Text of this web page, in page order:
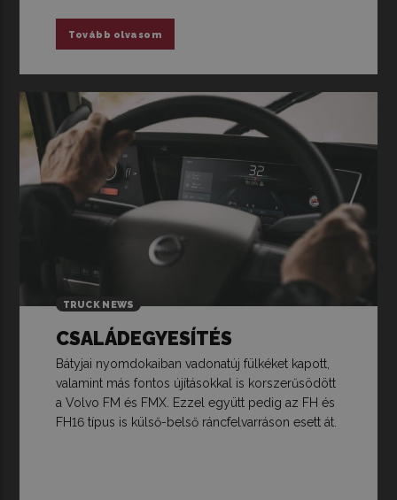
Tovább olvasom
TRUCK NEWS
CSALÁDEGYESÍTÉS
Bátyjai nyomdokaiban vadonatúj fülkéket kapott,
valamint más fontos újításokkal is korszerűsödött
a Volvo FM és FMX. Ezzel együtt pedig az FH és
FH16 típus is külső-belső ráncfelvarráson esett át.